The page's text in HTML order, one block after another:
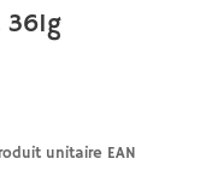
361g
unitaire EAN